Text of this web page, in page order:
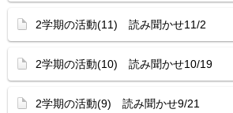
2学期の活動(11) 読み聞かせ11/2
2学期の活動(10) 読み聞かせ10/19
2学期の活動(9) 読み聞かせ9/21